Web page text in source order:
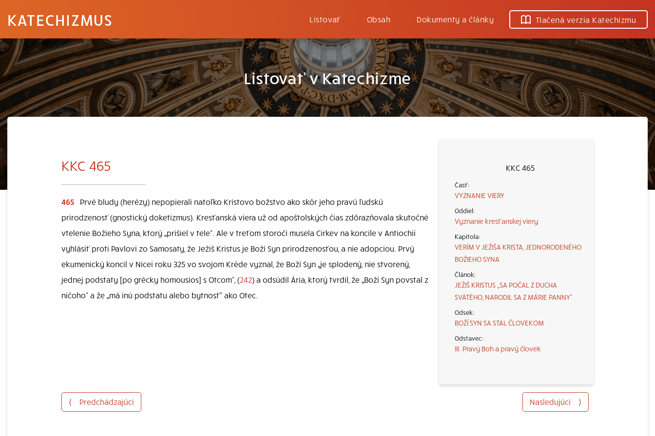
KATECHIZMUS Listovať Obsah Dokumenty a články Tlačená verzia Katechizmu
Listovať v Katechizme
KKC 465
VYZNANIE VIERY
Vyznanie kresťanskej viery
VERÍM V JEŽIŠA KRISTA, JEDNORODENÉHO
BOŽIEHO SYNA
JEŽIŠ KRISTUS „SA POČAL Z DUCHA
SVÄTÉHO, NARODIL SA Z MÁRIE PANNY“
BOŽÍ SYN SA STAL ČLOVEKOM
III. Pravý Boh a pravý človek
KKC 465
465
Prvé bludy (herézy) nepopierali natoľko Kristovo božstvo ako skôr jeho pravú ľudskú
prirodzenosť (gnostický doketizmus). Kresťanská viera už od apoštolských čias zdôrazňovala skutočné
vtelenie Božieho Syna, ktorý „prišiel v tele“. Ale v treťom storočí musela Cirkev na koncile v Antiochii
vyhlásiť proti Pavlovi zo Samosaty, že Ježiš Kristus je Boží Syn prirodzenosťou, a nie adopciou. Prvý
ekumenický koncil v Nicei roku 325 vo svojom Kréde vyznal, že Boží Syn „je splodený, nie stvorený,
jednej podstaty [po grécky homousios] s Otcom“, (242) a odsúdil Ária, ktorý tvrdil, že „Boží Syn povstal z
ničoho“ a že „má inú podstatu alebo bytnosť“ ako Otec.
⟨ Predchádzajúci Nasledujúci ⟩